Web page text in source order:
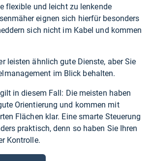
flexible und leicht zu lenkende
eignen sich hierfür besonders
sich nicht im Kabel und kommen
leisten ähnlich gute Dienste, aber Sie
im Blick behalten.
in diesem Fall: Die meisten haben
Orientierung und kommen mit
Flächen klar. Eine smarte Steuerung
praktisch, denn so haben Sie Ihren
Kontrolle.